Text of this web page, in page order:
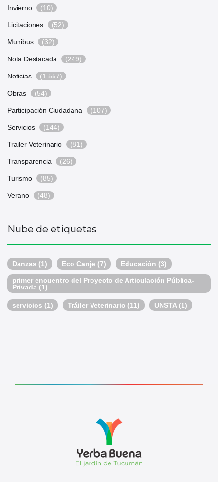
Invierno (10)
Licitaciones (52)
Munibus (32)
Nota Destacada (249)
Noticias (1.557)
Obras (54)
Participación Ciudadana (107)
Servicios (144)
Trailer Veterinario (81)
Transparencia (26)
Turismo (85)
Verano (48)
Nube de etiquetas
Danzas (1) Eco Canje (7) Educación (3)
primer encuentro del Proyecto de Articulación Pública-
Privada (1)
servicios (1) Tráiler Veterinario (11) UNSTA (1)